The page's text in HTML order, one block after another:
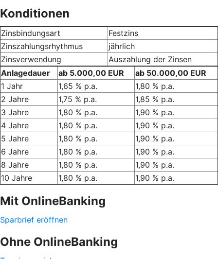
Konditionen
Zinsbindungsart
Festzins
Zinszahlungsrhythmus
jährlich
Zinsverwendung
Auszahlung der Zinsen
Anlagedauer
ab 5.000,00 EUR
ab 50.000,00 EUR
1 Jahr
1,65 % p.a.
1,80 % p.a.
2 Jahre
1,75 % p.a.
1,85 % p.a.
3 Jahre
1,80 % p.a.
1,90 % p.a.
4 Jahre
1,80 % p.a.
1,90 % p.a.
5 Jahre
1,80 % p.a.
1,90 % p.a.
6 Jahre
1,80 % p.a.
1,90 % p.a.
8 Jahre
1,80 % p.a.
1,90 % p.a.
10 Jahre
1,80 % p.a. 1,90 % p.a.
Mit OnlineBanking
Sparbrief eröffnen
Ohne OnlineBanking